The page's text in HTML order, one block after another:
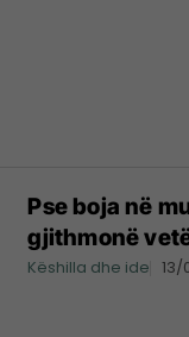
Pse boja në
gjithmonë
Këshilla dhe ide 13/